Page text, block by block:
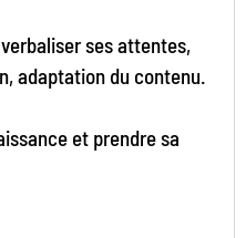
ses attentes,
adaptation du contenu.
et prendre sa